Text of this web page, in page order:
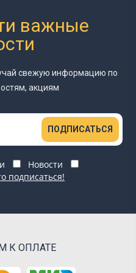
важные
свежую информацию по
акциям
ПОДПИСАТЬСЯ
Новости
подписаться!
К ОПЛАТЕ